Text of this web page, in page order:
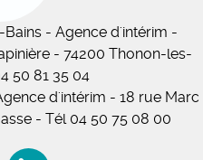
Bains - Agence d'intérim -
- 74200 Thonon-les-
50 81 35 04
d'intérim - 18 rue Marc
- Tél 04 50 75 08 00